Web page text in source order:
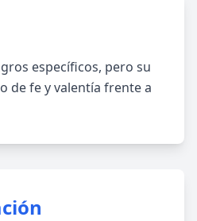
específicos, pero su
de fe y valentía frente a